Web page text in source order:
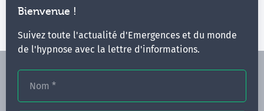
Bienvenue !
Suivez toute l'actualité d'Emergences et du monde
de l'hypnose avec la lettre d'informations.
Nom *